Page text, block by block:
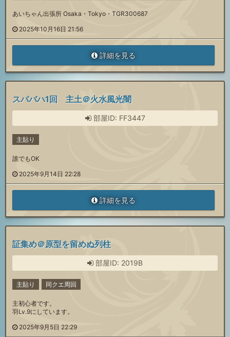
あいちゃん出張所 Osaka・Tokyo・TGR300687
2025年10月16日 21:56
詳細を見る
スパバハ1回 主土＠火水風光闇
部屋ID: FF3447
主貼り
誰でもOK
2025年9月14日 22:28
詳細を見る
証集め＠原型を留めぬ列柱
部屋ID: 2019B
主貼り 同クエ周回
主初心者です。
羽Lv.9にしています。
2025年9月5日 22:29